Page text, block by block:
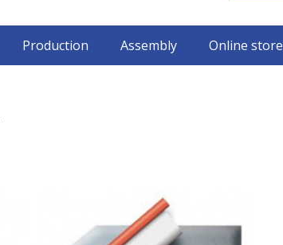
Production Assembly Online store